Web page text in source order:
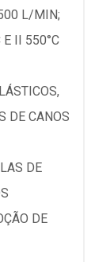
L/MIN;
E II 550°C
DE CANOS
DE
DE